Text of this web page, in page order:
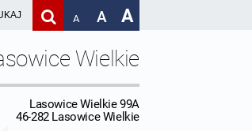
A A A
Wielkie
Lasowice Wielkie 99A
46-282 Lasowice Wielkie